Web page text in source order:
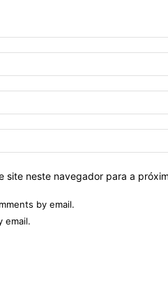
site neste navegador para a
by email.
email.